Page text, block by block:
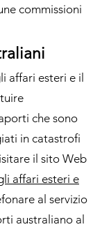
commissioni
affari esteri e il
che sono
in catastrofi
il sito Web
affari esteri e
al servizio
australiano al